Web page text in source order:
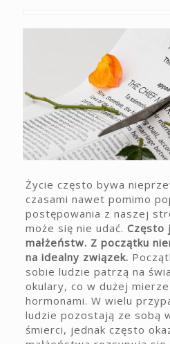
Życie często bywa
czasami nawet pomimo
postępowania z naszej
może się nie udać. Często
małżeństw. Z początku
na idealny związek.
sobie ludzie patrzą na
okulary, co w dużej
hormonami. W wielu
ludzie pozostają ze sobą
śmierci, jednak często